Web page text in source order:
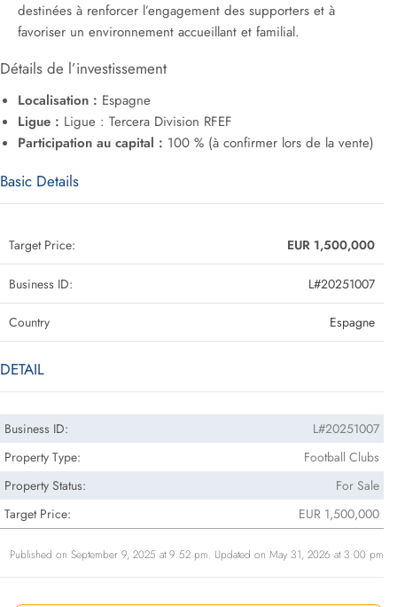
destinées à renforcer l’engagement des supporters et à
favoriser un environnement accueillant et familial.
Détails de l’investissement
Localisation : Espagne
Ligue : Ligue : Tercera Division RFEF
Participation au capital : 100 % (à confirmer lors de la vente)
Basic Details
Target Price: EUR 1,500,000
Business ID: L#20251007
Country Espagne
DETAIL
Business ID:
L#20251007
Property Type:
Football Clubs
Property Status:
For Sale
Target Price:
EUR 1,500,000
Published on September 9, 2025 at 9:52 pm. Updated on May 31, 2026 at 3:00 pm